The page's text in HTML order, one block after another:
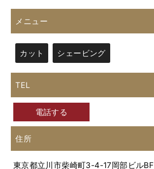
メニュー
カット シェービング
TEL
電話する
住所
東京都立川市柴崎町3-4-17岡部ビルBF